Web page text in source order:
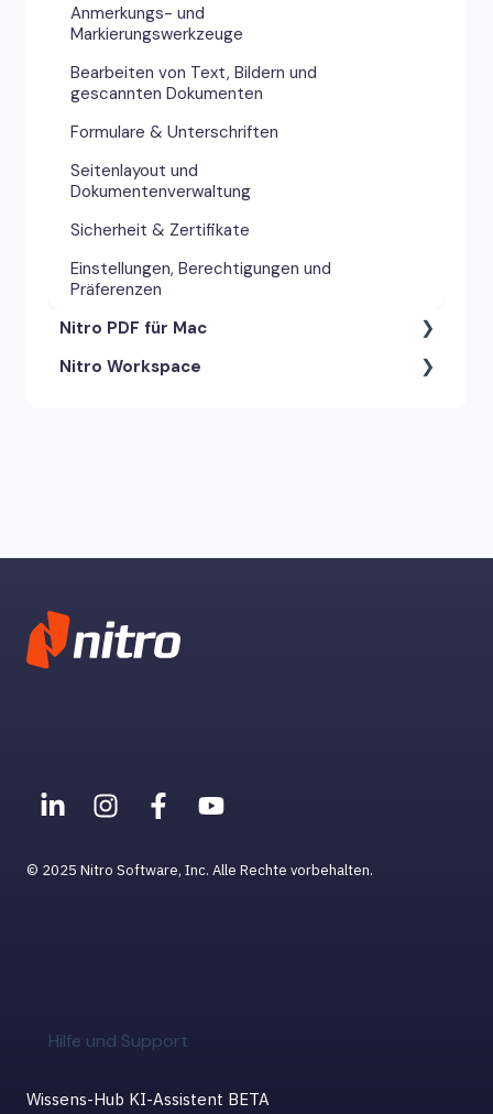
Anmerkungs- und
Markierungswerkzeuge
Bearbeiten von Text, Bildern und
gescannten Dokumenten
Formulare & Unterschriften
Seitenlayout und
Dokumentenverwaltung
Sicherheit & Zertifikate
Einstellungen, Berechtigungen und
Präferenzen
Nitro PDF für Mac
Anmerkungswerkzeuge &
Nitro Workspace
Hilfe und Support
Wissens-Hub KI-Assistent BETA
© 2025 Nitro Software, Inc. Alle Rechte vorbehalten.